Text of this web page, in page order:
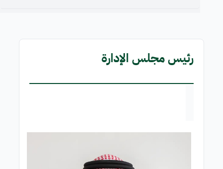
رئيس مجلس الإدارة